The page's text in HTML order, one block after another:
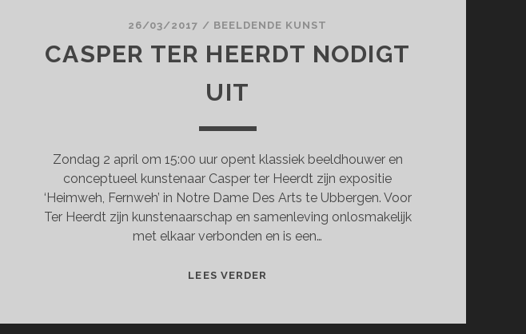
26/03/2017 / BEELDENDE KUNST
CASPER TER HEERDT NODIGT
UIT
Zondag 2 april om 15:00 uur opent klassiek beeldhouwer en
conceptueel kunstenaar Casper ter Heerdt zijn expositie
‘Heimweh, Fernweh’ in Notre Dame Des Arts te Ubbergen. Voor
Ter Heerdt zijn kunstenaarschap en samenleving onlosmakelijk
met elkaar verbonden en is een…
LEES VERDER